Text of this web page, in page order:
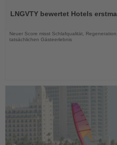
dieLNGVTY bewertet Hotels
Neuer Score misst Schlafqualität,
tatsächlichen Gästeerlebnis